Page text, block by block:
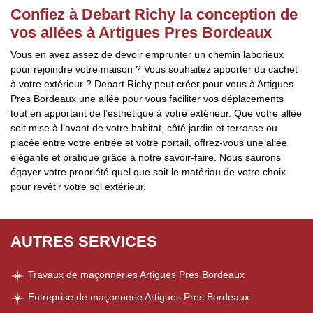
Confiez à Debart Richy la conception de
vos allées à Artigues Pres Bordeaux
Vous en avez assez de devoir emprunter un chemin laborieux
pour rejoindre votre maison ? Vous souhaitez apporter du cachet
à votre extérieur ? Debart Richy peut créer pour vous à Artigues
Pres Bordeaux une allée pour vous faciliter vos déplacements
tout en apportant de l’esthétique à votre extérieur. Que votre allée
soit mise à l’avant de votre habitat, côté jardin et terrasse ou
placée entre votre entrée et votre portail, offrez-vous une allée
élégante et pratique grâce à notre savoir-faire. Nous saurons
égayer votre propriété quel que soit le matériau de votre choix
pour revêtir votre sol extérieur.
AUTRES SERVICES
Travaux de maçonneries Artigues Pres Bordeaux
Entreprise de maçonnerie Artigues Pres Bordeaux